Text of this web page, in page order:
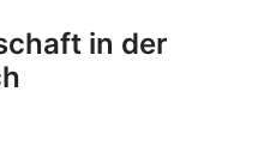
in der